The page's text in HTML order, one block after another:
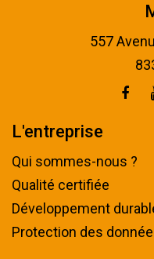
557
L'entreprise
Qui sommes-nous ?
Qualité certifiée
Développement
Protection des